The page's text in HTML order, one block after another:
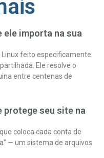
ele importa na sua
feito especificamente
Ele resolve o
entre centenas de
protege seu site na
coloca cada conta de
— um sistema de arquivos